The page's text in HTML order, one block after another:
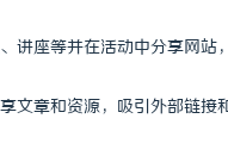
讲座等并在活动中分享网站
文章和资源，吸引外部链接